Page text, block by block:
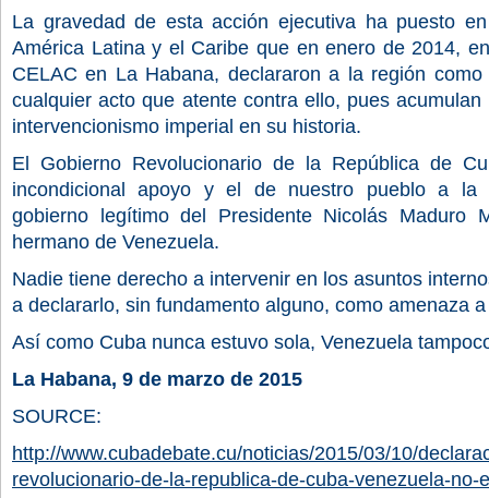
La gravedad de esta acción ejecutiva ha puesto
América Latina y el Caribe que en enero de 2014,
CELAC en La Habana, declararon a la región
cualquier acto que atente contra ello, pues
intervencionismo imperial en su historia.
El Gobierno Revolucionario de la República de
incondicional apoyo y el de nuestro pueblo a la
gobierno legítimo del Presidente Nicolás Maduro
hermano de Venezuela.
Nadie tiene derecho a intervenir en los asuntos
a declararlo, sin fundamento alguno, como amenaza
Así como Cuba nunca estuvo sola, Venezuela
La Habana, 9 de marzo de 2015
SOURCE:
http://www.cubadebate.cu/noticias/2015/03/10/
revolucionario-de-la-republica-de-cuba-venezuela-no-